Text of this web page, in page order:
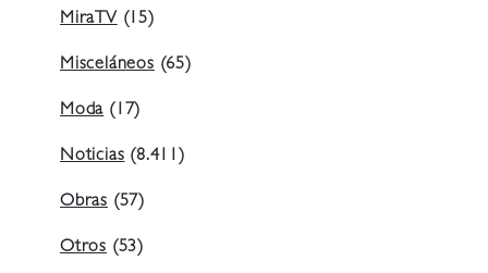
MiraTV (15)
Misceláneos (65)
Moda (17)
Noticias (8.411)
Obras (57)
Otros (53)